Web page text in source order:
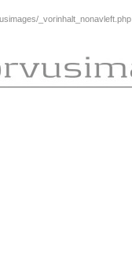
_vorinhalt_nonavleft.php